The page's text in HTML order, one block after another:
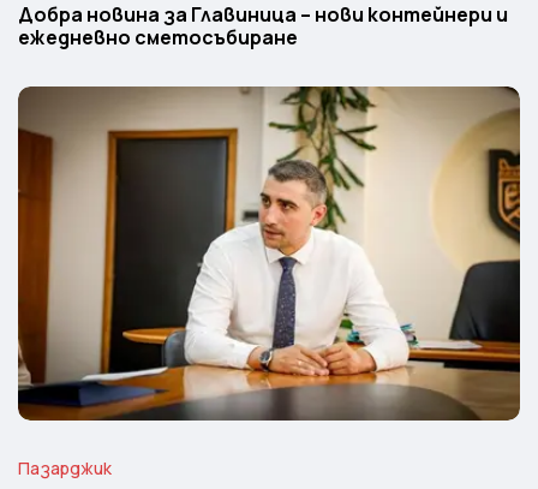
Добра новина за Главиница – нови контейнери и
ежедневно сметосъбиране
Пазарджик